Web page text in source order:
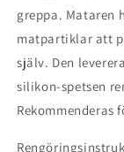
greppa. Mataren
matpartiklar att
själv. Den
silikon-spetsen
Rekommenderas